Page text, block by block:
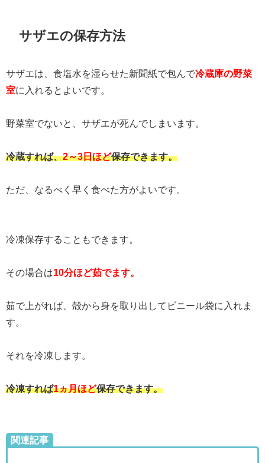
サザエの保存方法
サザエは、食塩水を湿らせた新聞紙で包んで冷蔵庫の野菜
室に入れるとよいです。
野菜室でないと、サザエが死んでしまいます。
冷蔵すれば、2～3日ほど保存できます。
ただ、なるべく早く食べた方がよいです。
冷凍保存することもできます。
その場合は10分ほど茹でます。
茹で上がれば、殻から身を取り出してビニール袋に入れま
す。
それを冷凍します。
冷凍すれば1ヵ月ほど保存できます。
関連記事